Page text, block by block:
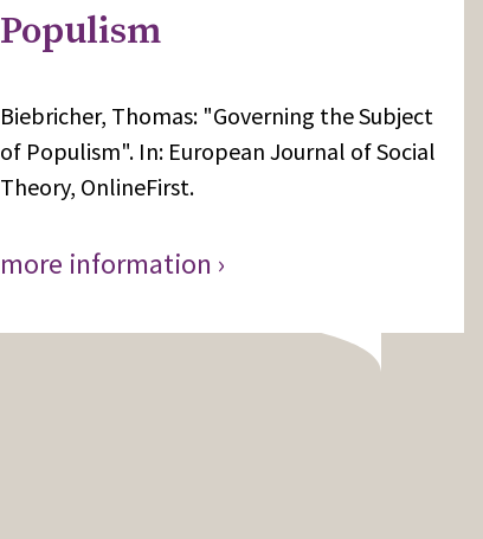
Populism
Biebricher, Thomas: "Governing the Subject
of Populism". In: European Journal of Social
Theory, OnlineFirst.
more information ›